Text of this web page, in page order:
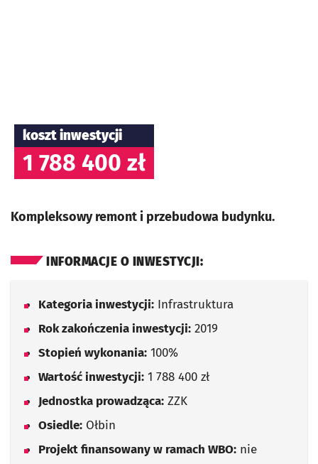
koszt inwestycji
1 788 400 zł
Kompleksowy remont i przebudowa budynku.
INFORMACJE O INWESTYCJI:
Kategoria inwestycji: Infrastruktura
Rok zakończenia inwestycji: 2019
Stopień wykonania: 100%
Wartość inwestycji: 1 788 400 zł
Jednostka prowadząca: ZZK
Osiedle: Ołbin
Projekt finansowany w ramach WBO: nie